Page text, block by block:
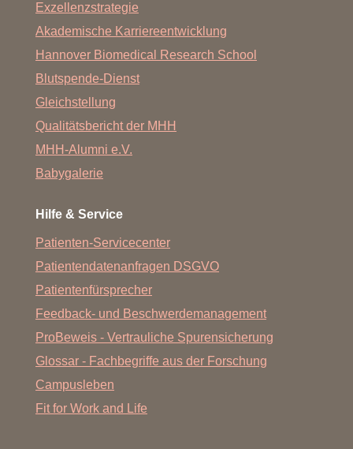
Exzellenzstrategie
Akademische Karriereentwicklung
Hannover Biomedical Research School
Blutspende-Dienst
Gleichstellung
Qualitätsbericht der MHH
MHH-Alumni e.V.
Babygalerie
Hilfe & Service
Patienten-Servicecenter
Patientendatenanfragen DSGVO
Patientenfürsprecher
Feedback- und Beschwerdemanagement
ProBeweis - Vertrauliche Spurensicherung
Glossar - Fachbegriffe aus der Forschung
Campusleben
Fit for Work and Life